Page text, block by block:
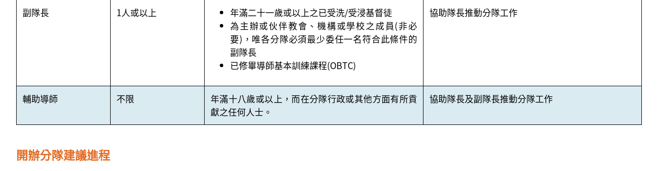
副隊長 1人或以上
年滿二十一歲或以上之已受洗/受浸基督徒
為主辦或伙伴教會、機構或學校之成員(非必
要)，唯各分隊必須最少委任一名符合此條件的
副隊長
已修畢導師基本訓練課程(OBTC)
協助隊長推動分隊工作
輔助導師 不限
年滿十八歲或以上，而在分隊行政或其他方面有所貢
獻之任何人士。
協助隊長及副隊長推動分隊工作
開辦分隊建議進程